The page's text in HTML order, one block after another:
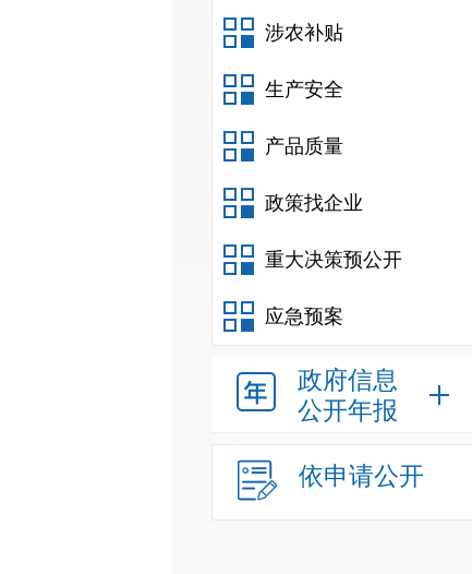
涉农补贴
生产安全
产品质量
政策找企业
重大决策预公开
应急预案
政府信息
公开年报
依申请公开